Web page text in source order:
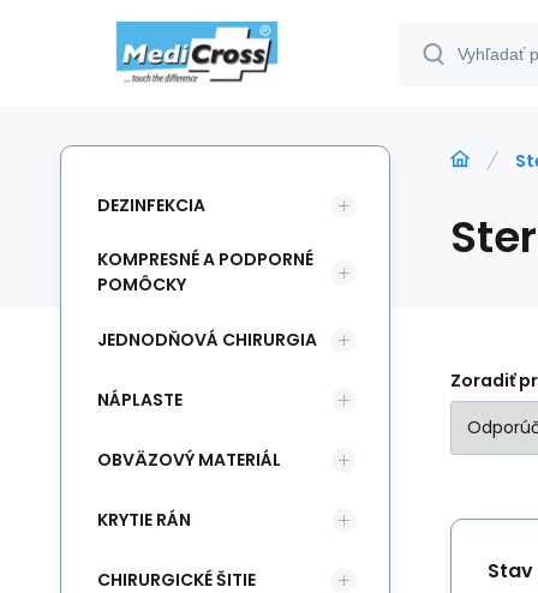
Zoradiť
Stav
DEZINFEKCIA
KOMPRESNÉ A PODPORNÉ
POMÔCKY
JEDNODŇOVÁ CHIRURGIA
NÁPLASTE
OBVÄZOVÝ MATERIÁL
KRYTIE RÁN
CHIRURGICKÉ ŠITIE